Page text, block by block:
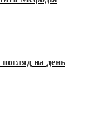
погляд на день